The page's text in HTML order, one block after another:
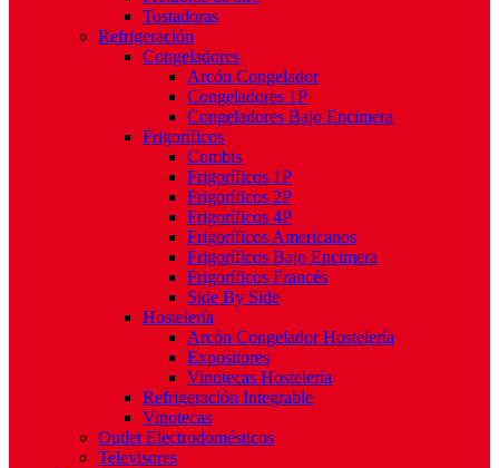
Tostadoras
Refrigeración
Congeladores
Arcón Congelador
Congeladores 1P
Congeladores Bajo Encimera
Frigoríficos
Combis
Frigoríficos 1P
Frigoríficos 2P
Frigoríficos 4P
Frigoríficos Americanos
Frigoríficos Bajo Encimera
Frigoríficos Francés
Side By Side
Hostelería
Arcón Congelador Hostelería
Expositores
Vinotecas Hostelería
Refrigeración Integrable
Vinotecas
Outlet Electrodomésticos
Televisores